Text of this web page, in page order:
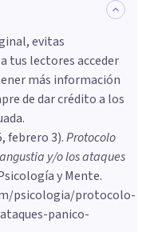
evitas
tus lectores acceder
más información
de dar crédito a los
febrero 3).Protocolo
y/o los ataques
y Mente.
psicologia/protocolo-
panico-